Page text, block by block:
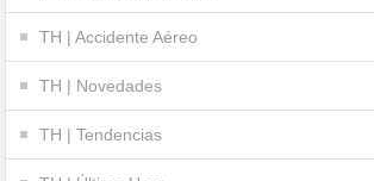
TH | Accidente Aéreo
TH | Novedades
TH | Tendencias